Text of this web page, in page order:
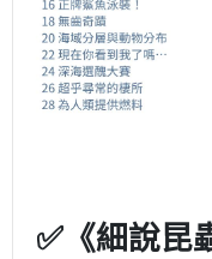
✅《細說昆